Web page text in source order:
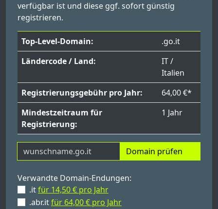
verfügbar ist und diese ggf. sofort günstig
registrieren.
Top-Level-Domain:
.go.it
Ländercode / Land:
IT /
Italien
Registrierungsgebühr pro Jahr:
64,00 €*
Mindestzeitraum für
Registrierung:
1 Jahr
Domain prüfen
Verwandte Domain-Endungen:
.itfür 14,50 € pro Jahr
.abr.itfür 64,00 € pro Jahr